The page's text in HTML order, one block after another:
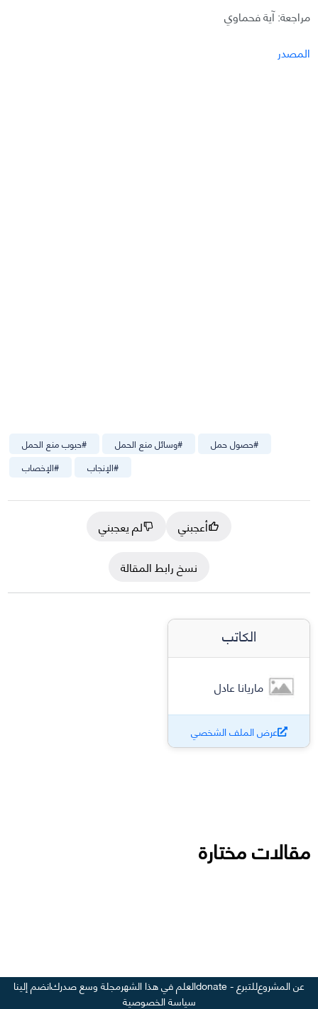
مراجعة: آية فحماوي
المصدر
#حبوب منع الحمل #وسائل منع الحمل #حصول حمل
#الإخصاب #الإنجاب
أعجبني
لم يعجبني
نسخ رابط المقالة
الكاتب
ماريانا عادل
عرض الملف الشخصي
مقالات مختارة
عن المشروعللتبرع - donate العلم في هذا الشهرمجلة وسع صدركانضم إلينا
سياسة الخصوصية